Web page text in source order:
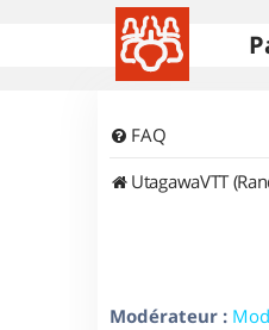
FAQ
UtagawaVTT
Modérateur :